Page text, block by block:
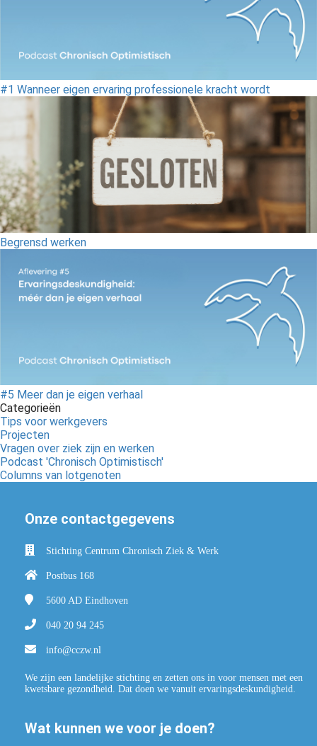
#1 Wanneer eigen ervaring professionele kracht wordt
Begrensd werken
#5 Meer dan je eigen verhaal
Categorieën
Tips voor werkgevers
Projecten
Vragen over ziek zijn en werken
Podcast 'Chronisch Optimistisch'
Columns van lotgenoten
Onze contactgegevens
Stichting Centrum Chronisch Ziek & Werk
Postbus 168
5600 AD Eindhoven
040 20 94 245
info@cczw.nl
We zijn een landelijke stichting en zetten ons in voor mensen met een
kwetsbare gezondheid. Dat doen we vanuit ervaringsdeskundigheid.
Wat kunnen we voor je doen?